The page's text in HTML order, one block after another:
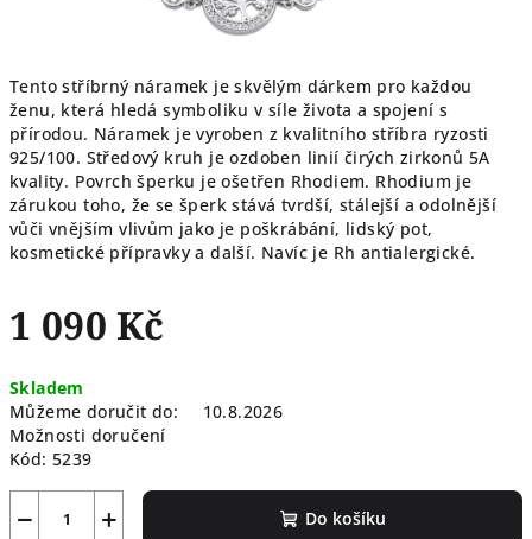
Tento stříbrný náramek je skvělým dárkem pro každou
ženu, která hledá symboliku v síle života a spojení s
přírodou. Náramek je vyroben z kvalitního stříbra ryzosti
925/100. Středový kruh je ozdoben linií čirých zirkonů 5A
kvality. Povrch šperku je ošetřen Rhodiem. Rhodium je
zárukou toho, že se šperk stává tvrdší, stálejší a odolnější
vůči vnějším vlivům jako je poškrábání, lidský pot,
kosmetické přípravky a další. Navíc je Rh antialergické.
1 090 Kč
cena:
Skladem
Můžeme doručit do:
10.8.2026
Možnosti doručení
Kód: 5239
+
− Do košíku